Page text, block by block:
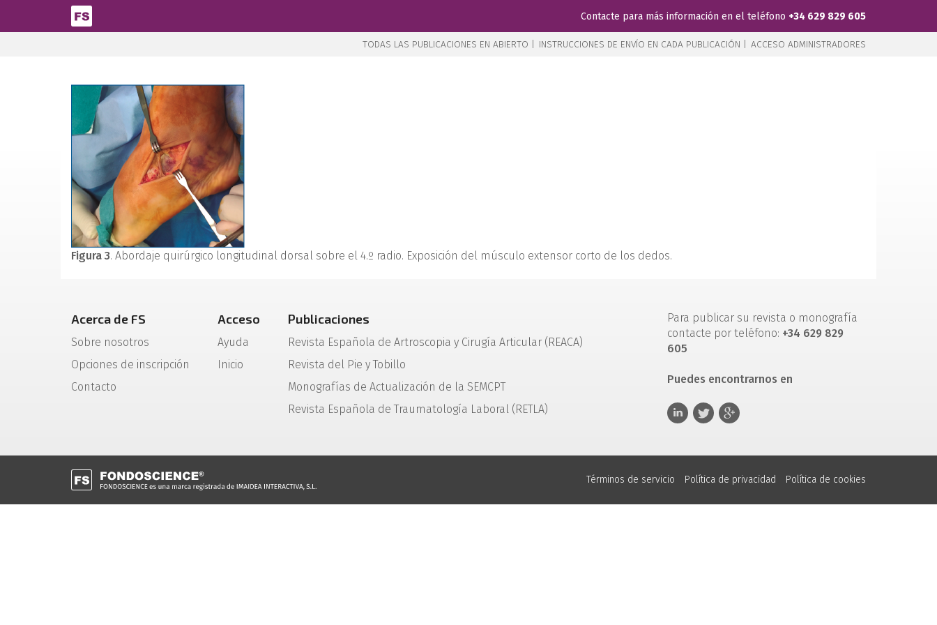
Pasar al contenido principal
Contacte para más información en el teléfono +34 629 829 605
TODAS LAS PUBLICACIONES EN ABIERTO | INSTRUCCIONES DE ENVÍO EN CADA PUBLICACIÓN | ACCESO ADMINISTRADORES
Figura 3. Abordaje quirúrgico longitudinal dorsal sobre el 4.º radio. Exposición del músculo extensor corto de los dedos.
Acerca de FS
Sobre nosotros
Opciones de inscripción
Contacto
Acceso
Ayuda
Inicio
Publicaciones
Revista Española de Artroscopia y Cirugía Articular (REACA)
Revista del Pie y Tobillo
Monografías de Actualización de la SEMCPT
Revista Española de Traumatología Laboral (RETLA)
Para publicar su revista o monografía
contacte por teléfono: +34 629 829
605
Puedes encontrarnos en
Términos de servicio Política de privacidad Política de cookies